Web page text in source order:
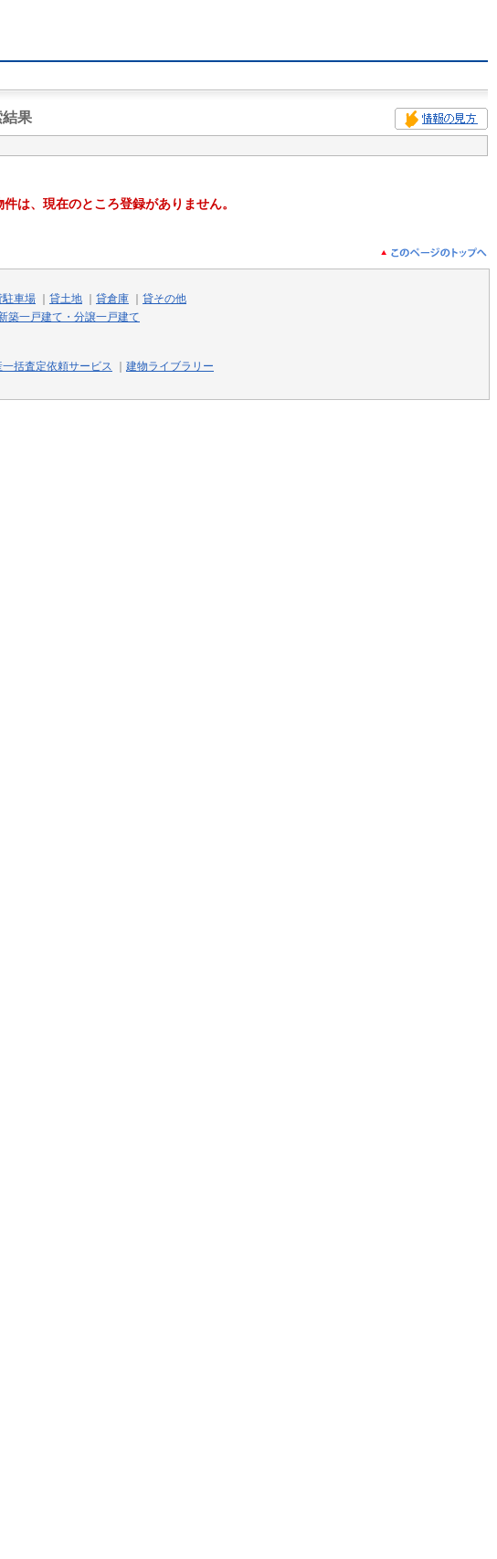
結果
は、現在のところ登録がありません。
駐車場 貸土地 貸倉庫
貸その他
築一戸建て・分譲一戸建て
括査定依頼サービス
建物ライブラリー